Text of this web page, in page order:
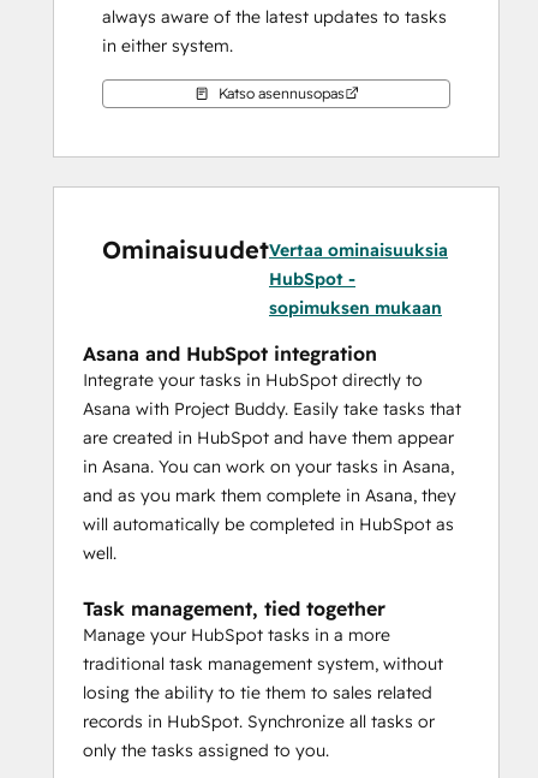
always aware of the latest updates to tasks
in either system.
Katso asennusopas
OminaisuudetVertaa ominaisuuksia
HubSpot -
sopimuksen mukaan
Asana and HubSpot integration
Integrate your tasks in HubSpot directly to
Asana with Project Buddy. Easily take tasks that
are created in HubSpot and have them appear
in Asana. You can work on your tasks in Asana,
and as you mark them complete in Asana, they
will automatically be completed in HubSpot as
well.
Task management, tied together
Manage your HubSpot tasks in a more
traditional task management system, without
losing the ability to tie them to sales related
records in HubSpot. Synchronize all tasks or
only the tasks assigned to you.